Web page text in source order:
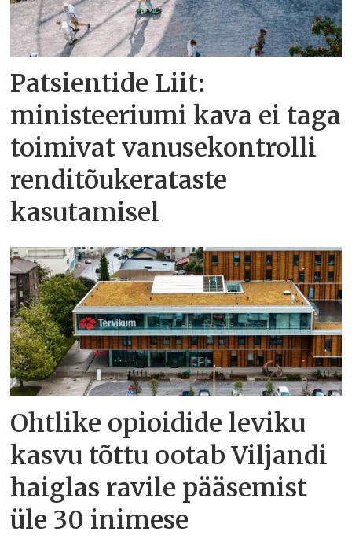
Patsientide Liit:
ministeeriumi kava ei taga
toimivat vanusekontrolli
renditõukerataste
kasutamisel
Ohtlike opioidide leviku
kasvu tõttu ootab Viljandi
haiglas ravile pääsemist
üle 30 inimese